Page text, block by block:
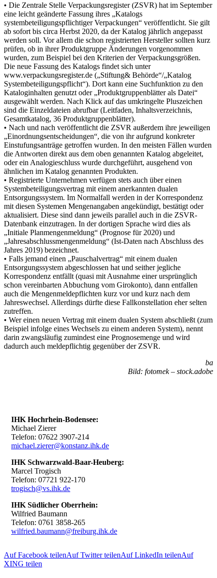
• Die Zentrale Stelle Verpackungsregister (ZSVR) hat im September
eine leicht geänderte Fassung ihres „Katalogs
systembeteiligungspflichtiger Verpackungen“ veröffentlicht. Sie gilt
ab sofort bis circa Herbst 2020, da der Katalog jährlich angepasst
werden soll. Vor allem die schon registrierten Hersteller sollten kurz
prüfen, ob in ihrer Produktgruppe Änderungen vorgenommen
wurden, zum Beispiel bei den Kriterien der Verpackungsgrößen.
Die neue Fassung des Katalogs findet sich unter
www.verpackungsregister.de („Stiftung& Behörde“/„Katalog
Systembeteiligungspflicht“). Dort kann eine Suchfunktion zu den
Kataloginhalten genutzt oder „Produktgruppenblätter als Datei“
ausgewählt werden. Nach Klick auf das umkringelte Pluszeichen
sind die Einzeldateien abrufbar (Leitfaden, Inhaltsverzeichnis,
Gesamtkatalog, 36 Produktgruppenblätter).
• Nach und nach veröffentlicht die ZSVR außerdem ihre jeweiligen
„Einordnungsentscheidungen“, die von ihr aufgrund konkreter
Einstufungsanträge getroffen wurden. In den meisten Fällen wurden
die Antworten direkt aus dem oben genannten Katalog abgeleitet,
oder ein Analogieschluss wurde durchgeführt, ausgehend von
ähnlichen im Katalog genannten Produkten.
• Registrierte Unternehmen verfügen stets auch über einen
Systembeteiligungsvertrag mit einem anerkannten dualen
Entsorgungssystem. Im Normalfall werden in der Korrespondenz
mit diesen Systemen Mengenangaben angekündigt, bestätigt oder
aktualisiert. Diese sind dann jeweils parallel auch in die ZSVR-
Datenbank einzutragen. In der dortigen Sprache wird dies als
„Initiale Planmengenmeldung“ (Prognose für 2020) und
„Jahresabschlussmengenmeldung“ (Ist-Daten nach Abschluss des
Jahres 2019) bezeichnet.
• Falls jemand einen „Pauschalvertrag“ mit einem dualen
Entsorgungssystem abgeschlossen hat und seither jegliche
Korrespondenz entfällt (quasi mit Ausnahme einer ursprünglich
schon vereinbarten Abbuchung vom Girokonto), dann entfallen
auch die Mengenmeldepflichten kurz vor und kurz nach dem
Jahreswechsel. Allerdings dürfte diese Fallkonstellation eher selten
zutreffen.
• Wer einen neuen Vertrag mit einem dualen System abschließt (zum
Beispiel infolge eines Wechsels zu einem anderen System), nennt
darin zwangsläufig zumindest eine Prognosemenge und wird
dadurch auch meldepflichtig gegenüber der ZSVR.
ba
Bild: fotomek – stock.adobe
IHK Hochrhein-Bodensee:
Michael Zierer
Telefon: 07622 3907-214
michael.zierer@konstanz.ihk.de
IHK Schwarzwald-Baar-Heuberg:
Marcel Trogisch
Telefon: 07721 922-170
trogisch@vs.ihk.de
IHK Südlicher Oberrhein:
Wilfried Baumann
Telefon: 0761 3858-265
wilfried.baumann@freiburg.ihk.de
Auf Facebook teilenAuf Twitter teilenAuf LinkedIn teilenAuf
XING teilen